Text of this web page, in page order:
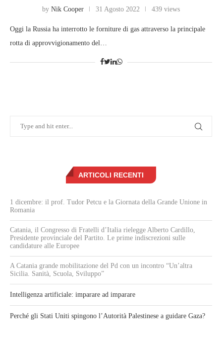
by Nik Cooper 31 Agosto 2022 439 views
Oggi la Russia ha interrotto le forniture di gas attraverso la principale
rotta di approvvigionamento del…
ARTICOLI RECENTI
1 dicembre: il prof. Tudor Petcu e la Giornata della Grande Unione in
Romania
Catania, il Congresso di Fratelli d’Italia rielegge Alberto Cardillo,
Presidente provinciale del Partito. Le prime indiscrezioni sulle
candidature alle Europee
A Catania grande mobilitazione del Pd con un incontro “Un’altra
Sicilia. Sanità, Scuola, Sviluppo”
Intelligenza artificiale: imparare ad imparare
Perché gli Stati Uniti spingono l’Autorità Palestinese a guidare Gaza?